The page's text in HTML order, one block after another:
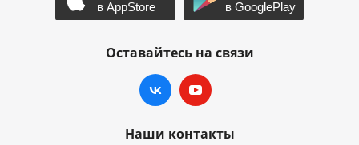
Оставайтесь на связи
Наши контакты